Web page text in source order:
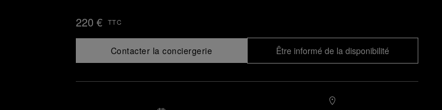
220 € TTC
Contacter la conciergerie Être informé de la disponibilité